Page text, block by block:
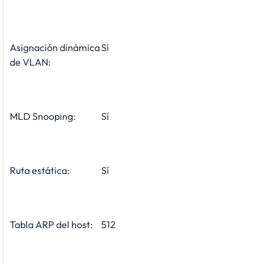
Asignación dinámica
de VLAN:
Sí
MLD Snooping: Sí
Ruta estática: Sí
Tabla ARP del host: 512